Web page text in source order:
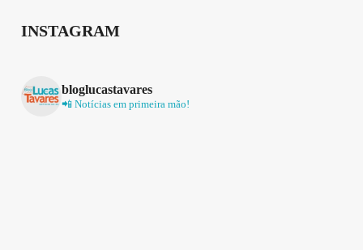
INSTAGRAM
bloglucastavares
📲 Notícias em primeira mão!